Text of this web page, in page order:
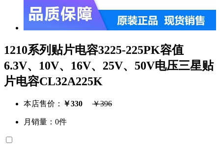
1210系列贴片电容3225-225PK容值
6.3V、10V、16V、25V、50V电压三星贴
片电容CL32A225K
本店售价： ￥330 ￥396
月销量：0件